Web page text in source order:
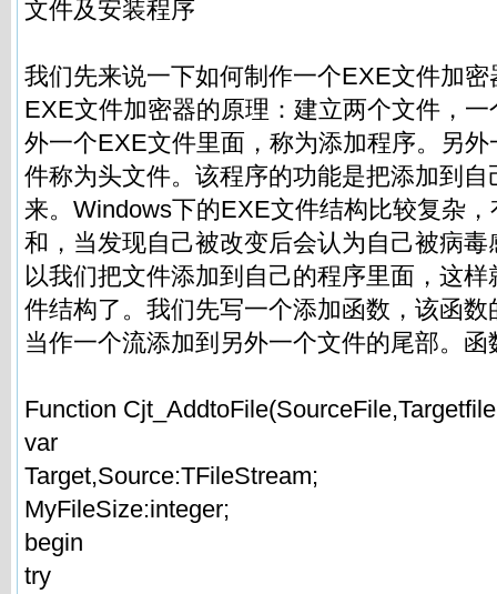
文件及安装程序
我们先来说一下如何制作一个EXE文件加密
EXE文件加密器的原理：建立两个文件，
外一个EXE文件里面，称为添加程序。另
件称为头文件。该程序的功能是把添加到
来。Windows下的EXE文件结构比较复杂
和，当发现自己被改变后会认为自己被病
以我们把文件添加到自己的程序里面，这
件结构了。我们先写一个添加函数，该函
当作一个流添加到另外一个文件的尾部。函
Function
var
Target,Source:TFileStream;
MyFileSize:integer;
begin
try